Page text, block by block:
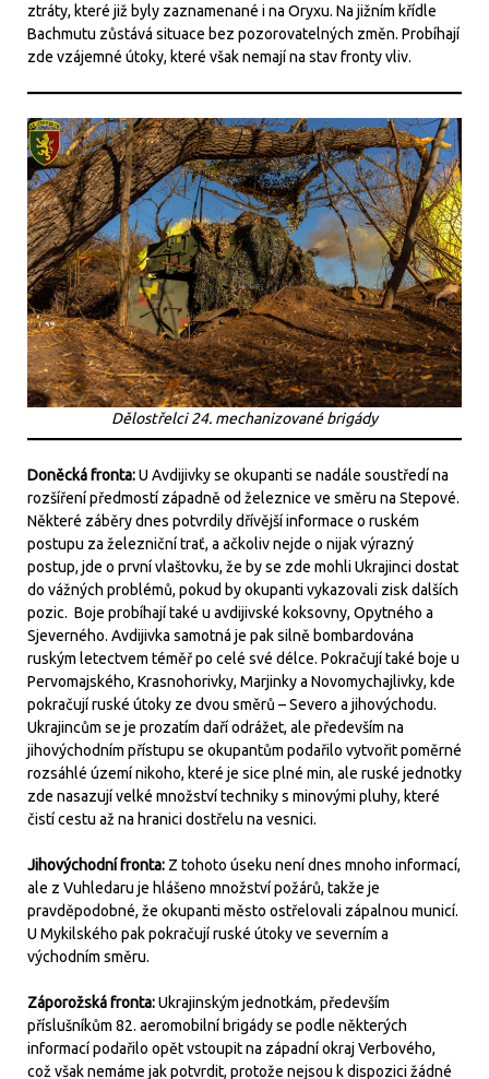
ztráty, které již byly zaznamenané i na Oryxu. Na jižním křídle
Bachmutu zůstává situace bez pozorovatelných změn. Probíhají
zde vzájemné útoky, které však nemají na stav fronty vliv.
Dělostřelci 24. mechanizované brigády
Doněcká fronta:U Avdijivky se okupanti se nadále soustředí na
rozšíření předmostí západně od železnice ve směru na Stepové.
Některé záběry dnes potvrdily dřívější informace o ruském
postupu za železniční trať, a ačkoliv nejde o nijak výrazný
postup, jde o první vlaštovku, že by se zde mohli Ukrajinci dostat
do vážných problémů, pokud by okupanti vykazovali zisk dalších
pozic. Boje probíhají také u avdijivské koksovny, Opytného a
Sjeverného. Avdijivka samotná je pak silně bombardována
ruským letectvem téměř po celé své délce. Pokračují také boje u
Pervomajského, Krasnohorivky, Marjinky a Novomychajlivky, kde
pokračují ruské útoky ze dvou směrů – Severo a jihovýchodu.
Ukrajincům se je prozatím daří odrážet, ale především na
jihovýchodním přístupu se okupantům podařilo vytvořit poměrné
rozsáhlé území nikoho, které je sice plné min, ale ruské jednotky
zde nasazují velké množství techniky s minovými pluhy, které
čistí cestu až na hranici dostřelu na vesnici.
Jihovýchodní fronta: Z tohoto úseku není dnes mnoho informací,
ale z Vuhledaru je hlášeno množství požárů, takže je
pravděpodobné, že okupanti město ostřelovali zápalnou municí.
U Mykilského pak pokračují ruské útoky ve severním a
východním směru.
Záporožská fronta:Ukrajinským jednotkám, především
příslušníkům 82. aeromobilní brigády se podle některých
informací podařilo opět vstoupit na západní okraj Verbového,
což však nemáme jak potvrdit, protože nejsou k dispozici žádné